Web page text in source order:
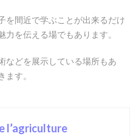
を間近で学ぶことが出来るだけ
を伝える場でもあります。
などを展示している場所もあ
す。
l’agriculture